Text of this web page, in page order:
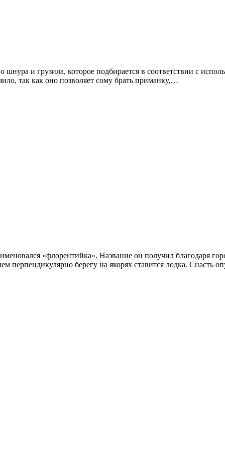
и грузила, которое подбирается в соответствии с
так как оно позволяет сому брать приманку,…
«флорентийка». Название он получил благодаря
перпендикулярно берегу на якорях ставится лодка. Снасть